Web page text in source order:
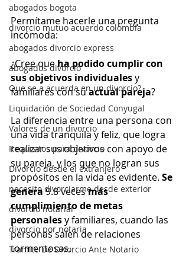
abogados bogota
divorcio mutuo acuerdo colombia
abogados divorcio express
abogados divorcio
Que se a acuerda en un divorcio?
Liquidación de Sociedad Conyugal
Valores de un divorcio
Requisitos para divorcio
Divorcio desde el extranjero
necesito divorciarme desde exterior
divorcio notarial
divorcio por notaria
Tramite De Divorcio Ante Notario
Permítame hacerle una pregunta
incómoda:
¿Cree que ha podido cumplir con
sus objetivos individuales y
familiares con su actual pareja?
La diferencia entre una persona con
una vida tranquila y feliz, que logra
realizar sus objetivos con apoyo de
su pareja, y los que no logran sus
propósitos en la vida es evidente. Se
genera 9.8 veces más
cumplimiento de metas
personales y familiares, cuando las
personas salen de relaciones
tormentosas.